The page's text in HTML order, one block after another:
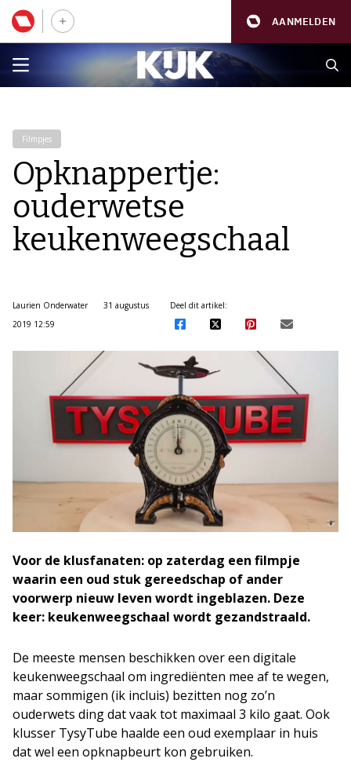
AANMELDEN
Filmpjes
Opknappertje:
ouderwetse
keukenweegschaal
Laurien Onderwater
31 augustus
2019 12:59
Deel dit artikel:
Voor de klusfanaten: op zaterdag een filmpje
waarin een oud stuk gereedschap of ander
voorwerp nieuw leven wordt ingeblazen. Deze
keer: keukenweegschaal wordt gezandstraald.
De meeste mensen beschikken over een digitale
keukenweegschaal om ingrediënten mee af te wegen,
maar sommigen (ik incluis) bezitten nog zo’n
ouderwets ding dat vaak tot maximaal 3 kilo gaat. Ook
klusser TysyTube haalde een oud exemplaar in huis
dat wel een opknapbeurt kon gebruiken.